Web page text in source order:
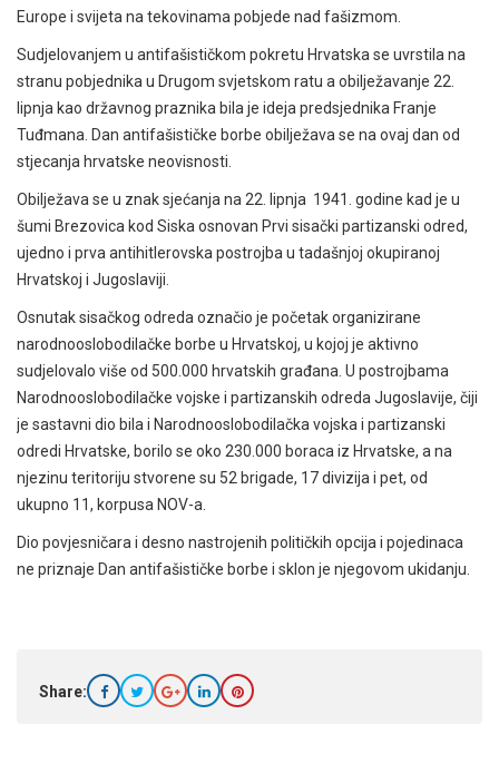
Europe i svijeta na tekovinama pobjede nad fašizmom.
Sudjelovanjem u antifašističkom pokretu Hrvatska se uvrstila na
stranu pobjednika u Drugom svjetskom ratu a obilježavanje 22.
lipnja kao državnog praznika bila je ideja predsjednika Franje
Tuđmana. Dan antifašističke borbe obilježava se na ovaj dan od
stjecanja hrvatske neovisnosti.
Obilježava se u znak sjećanja na 22. lipnja 1941. godine kad je u
šumi Brezovica kod Siska osnovan Prvi sisački partizanski odred,
ujedno i prva antihitlerovska postrojba u tadašnjoj okupiranoj
Hrvatskoj i Jugoslaviji.
Osnutak sisačkog odreda označio je početak organizirane
narodnooslobodilačke borbe u Hrvatskoj, u kojoj je aktivno
sudjelovalo više od 500.000 hrvatskih građana. U postrojbama
Narodnooslobodilačke vojske i partizanskih odreda Jugoslavije, čiji
je sastavni dio bila i Narodnooslobodilačka vojska i partizanski
odredi Hrvatske, borilo se oko 230.000 boraca iz Hrvatske, a na
njezinu teritoriju stvorene su 52 brigade, 17 divizija i pet, od
ukupno 11, korpusa NOV-a.
Dio povjesničara i desno nastrojenih političkih opcija i pojedinaca
ne priznaje Dan antifašističke borbe i sklon je njegovom ukidanju.
Share: